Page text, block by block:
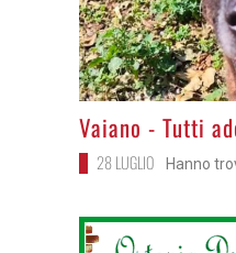
>
Vaiano - Tutti
28 LUGLIO Hanno